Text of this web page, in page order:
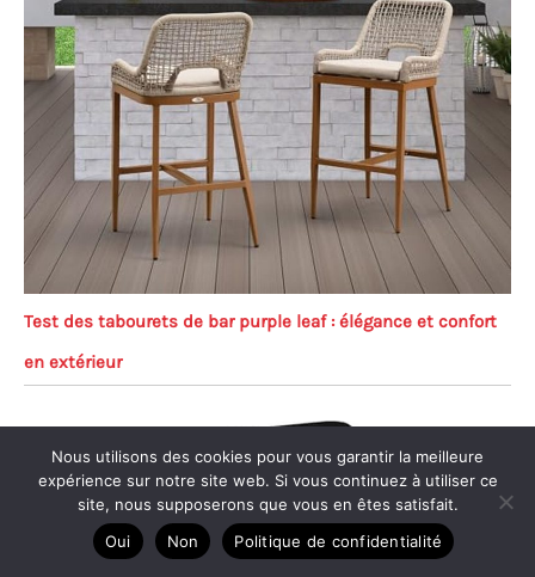
Test des tabourets de bar purple leaf : élégance et confort
en extérieur
Nous utilisons des cookies pour vous garantir la meilleure
expérience sur notre site web. Si vous continuez à utiliser ce
site, nous supposerons que vous en êtes satisfait.
Oui
Non Politique de confidentialité